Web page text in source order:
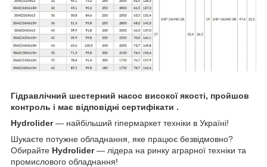
Гідравлічний шестерний насос високої якості, пройшов
контроль і має відповідні сертифікати .
Hydrolider— найбільший гіпермаркет техніки в Україні!
Шукаєте потужне обладнання, яке працює безвідмовно?
Обирайте Hydrolider— лідера на ринку аграрної техніки та
промислового обладнання!